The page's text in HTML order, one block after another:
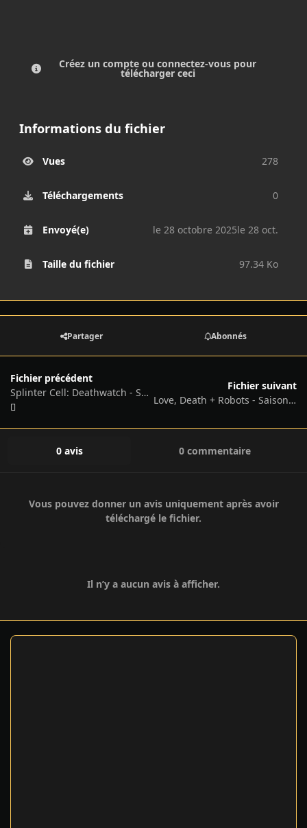
Créez un compte ou connectez-vous pour
télécharger ceci
Informations du fichier
Vues 278
Téléchargements 0
Envoyé(e) le 28 octobre 2025le 28 oct.
Taille du fichier 97.34 Ko
Partager Abonnés
Fichier précédent
Splinter Cell: Deathwatch - Saison 1 - 2025
Fichier suivant
Love, Death + Robots - Saison 4 - 2025
0 avis 0 commentaire
Vous pouvez donner un avis uniquement après avoir
téléchargé le fichier.
Il n’y a aucun avis à afficher.